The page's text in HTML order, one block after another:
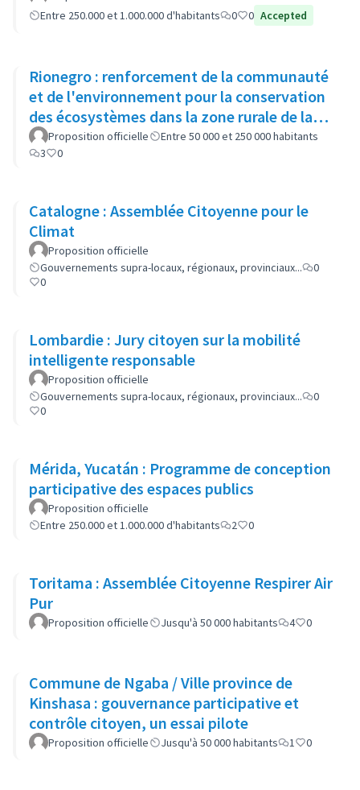
Entre 250.000 et 1.000.000 d'habitants
0 0 Accepted
Rionegro : renforcement de la communauté
et de l'environnement pour la conservation
des écosystèmes dans la zone rurale de la
municipalité
Proposition officielle
Entre 50 000 et 250 000 habitants
3
0
Catalogne : Assemblée Citoyenne pour le
Climat
Proposition officielle
Gouvernements supra-locaux, régionaux, provinciaux...
0
0
Lombardie : Jury citoyen sur la mobilité
intelligente responsable
Proposition officielle
Gouvernements supra-locaux, régionaux, provinciaux...
0
0
Mérida, Yucatán : Programme de conception
participative des espaces publics
Proposition officielle
Entre 250.000 et 1.000.000 d'habitants
2 0
Toritama : Assemblée Citoyenne Respirer Air
Pur
Proposition officielle Jusqu'à 50 000 habitants 4 0
Commune de Ngaba / Ville province de
Kinshasa : gouvernance participative et
contrôle citoyen, un essai pilote
Proposition officielle Jusqu'à 50 000 habitants 1 0